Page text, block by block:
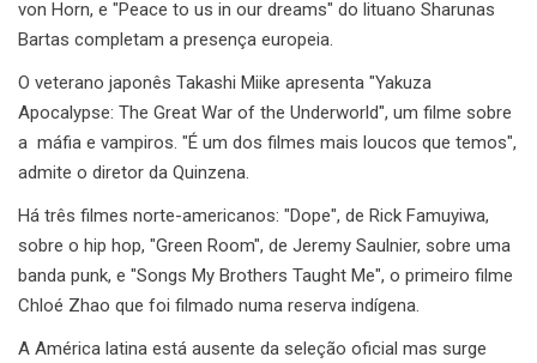
von Horn, e "Peace to us in our dreams" do lituano Sharunas
Bartas completam a presença europeia.
O veterano japonês Takashi Miike apresenta "Yakuza
Apocalypse: The Great War of the Underworld", um filme sobre
a máfia e vampiros. "É um dos filmes mais loucos que temos",
admite o diretor da Quinzena.
Há três filmes norte-americanos: "Dope", de Rick Famuyiwa,
sobre o hip hop, "Green Room", de Jeremy Saulnier, sobre uma
banda punk, e "Songs My Brothers Taught Me", o primeiro filme
Chloé Zhao que foi filmado numa reserva indígena.
A América latina está ausente da seleção oficial mas surge